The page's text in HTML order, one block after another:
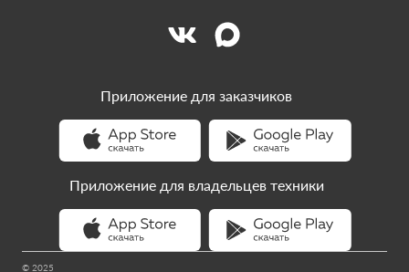
© 2025
Приложение для заказчиков
Приложение для владельцев техники